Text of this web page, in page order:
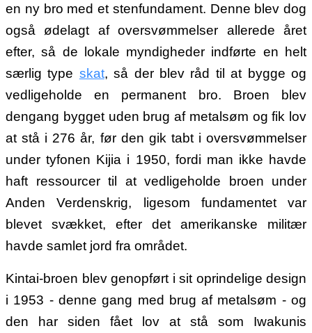
en ny bro med et stenfundament. Denne blev dog
også ødelagt af oversvømmelser allerede året
efter, så de lokale myndigheder indførte en helt
særlig type skat, så der blev råd til at bygge og
vedligeholde en permanent bro. Broen blev
dengang bygget uden brug af metalsøm og fik lov
at stå i 276 år, før den gik tabt i oversvømmelser
under tyfonen Kijia i 1950, fordi man ikke havde
haft ressourcer til at vedligeholde broen under
Anden Verdenskrig, ligesom fundamentet var
blevet svækket, efter det amerikanske militær
havde samlet jord fra området.
Kintai-broen blev genopført i sit oprindelige design
i 1953 - denne gang med brug af metalsøm - og
den har siden fået lov at stå som Iwakunis